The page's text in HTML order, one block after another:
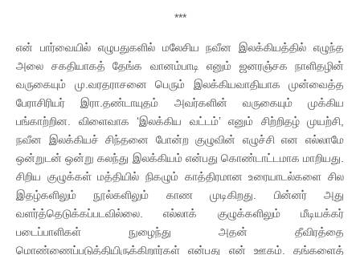
***
என் பார்வையில் எழுபதுகளில் மலேசிய நவீன இலக்கியத்தில் எழுந்த
அலை சகதியாகத் தேங்க வானம்பாடி எனும் ஜனரஞ்சக நாளிதழின்
வருகையும் மு.வரதராசனை பெரும் இலக்கியவாதியாக முன்வைத்த
பேராசிரியர் இரா.தண்டாயுதம் அவர்களின் வருகையும் முக்கிய
பங்காற்றின. விளைவாக ‘இலக்கிய வட்டம்’ எனும் சிற்றிதழ் முயற்சி,
நவீன இலக்கியச் சிந்தனை போன்ற குழுவின் எழுச்சி என எல்லாமே
ஒன்றுடன் ஒன்று கலந்து இலக்கியம் என்பது கொண்டாட்டமாக மாறியது.
சிறிய குழுக்கள் மத்தியில் நிகழும் காத்திரமான உரையாடல்களை சில
இதழ்களிலும் நூல்களிலும் காண முடிகிறது. பின்னர் அது
வளர்த்தெடுக்கப்படவில்லை. எல்லாக் குழுக்களிலும் மீடியக்கர்
படைப்பாளிகள் நுழைந்து அதன் தீவிரத்தை
மொண்ணைப்படுத்தியிருக்கிறார்கள் என்பது என் ஊகம். தங்களைத்